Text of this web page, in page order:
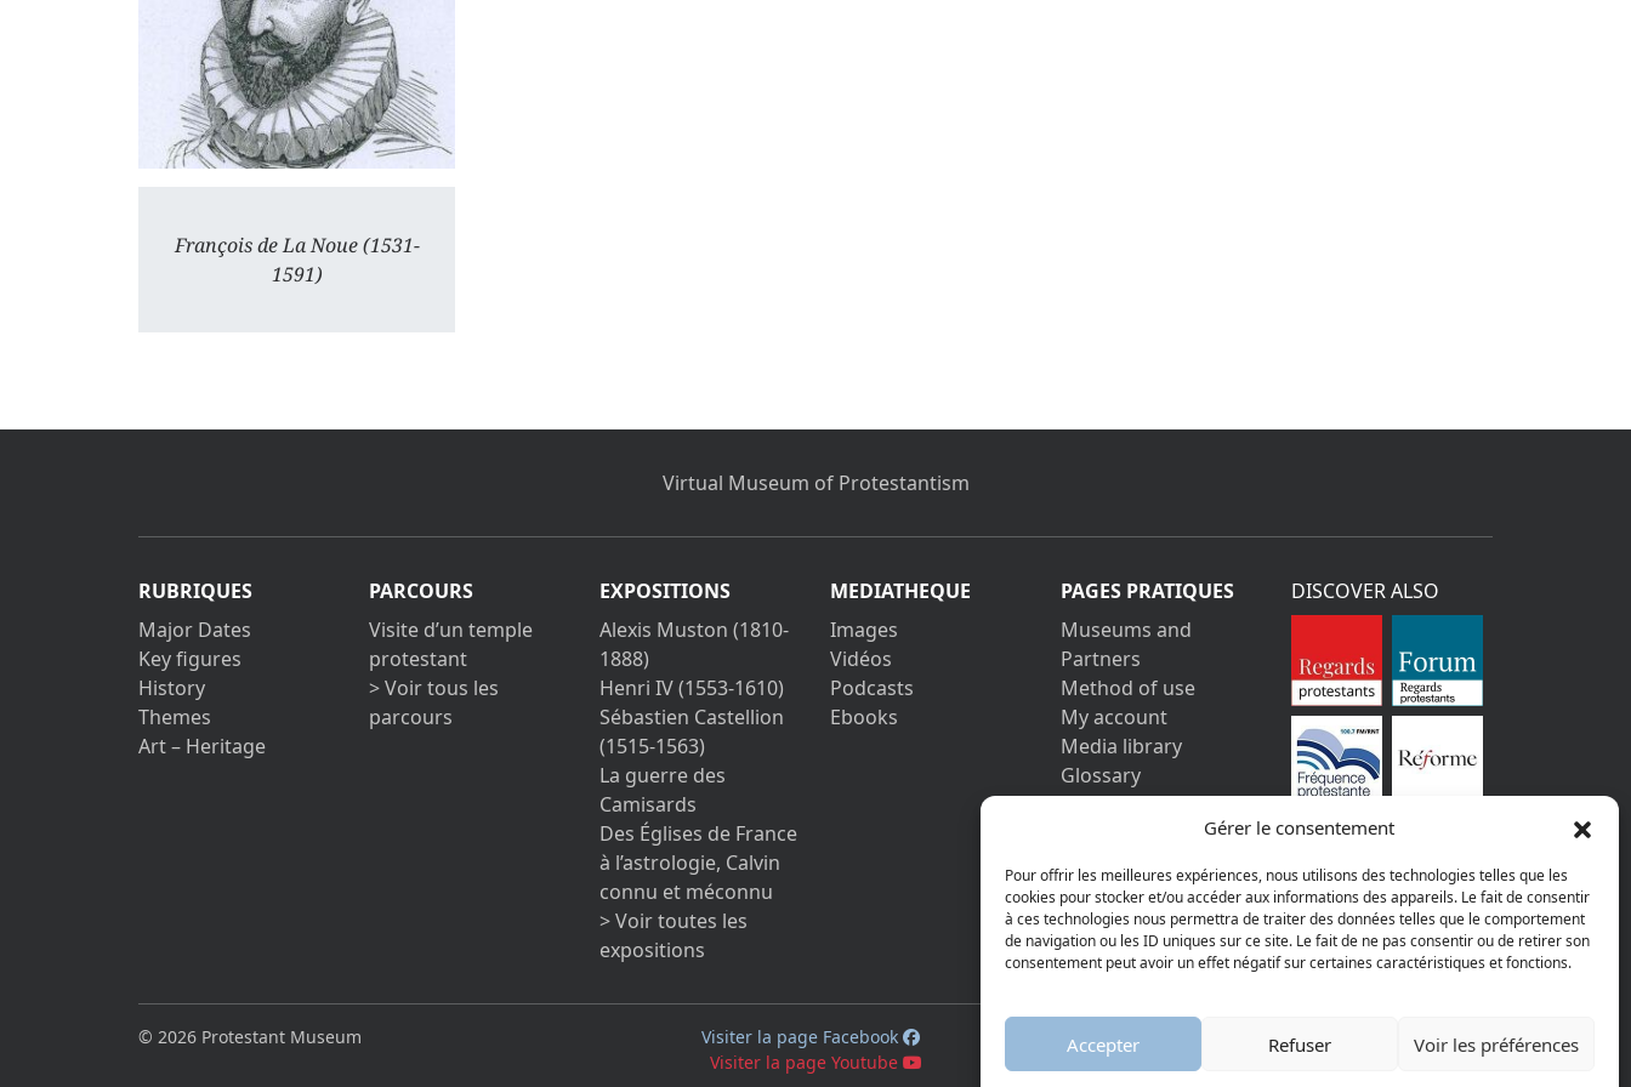
Gérer le consentement
Pour offrir les meilleures expériences, nous utilisons des technologies telles que les
cookies pour stocker et/ou accéder aux informations des appareils. Le fait de consentir
à ces technologies nous permettra de traiter des données telles que le comportement
de navigation ou les ID uniques sur ce site. Le fait de ne pas consentir ou de retirer son
consentement peut avoir un effet négatif sur certaines caractéristiques et fonctions.
Accepter Refuser Voir les préférences
François de La Noue (1531-
1591)
Virtual Museum of Protestantism
RUBRIQUES
Major Dates
Key figures
History
Themes
Art – Heritage
PARCOURS
Visite d’un temple
protestant
> Voir tous les
parcours
EXPOSITIONS
Alexis Muston (1810-
1888)
Henri IV (1553-1610)
Sébastien Castellion
(1515-1563)
La guerre des
Camisards
Des Églises de France
à l’astrologie, Calvin
connu et méconnu
> Voir toutes les
expositions
MEDIATHEQUE
Images
Vidéos
Podcasts
Ebooks
PAGES PRATIQUES
Museums and
Partners
Method of use
My account
Media library
Glossary
Contact us
Legal information
Privacy policy
DISCOVER ALSO
© 2026 Protestant Museum
Visiter la page Facebook
Visiter la page Youtube
AGGELOS